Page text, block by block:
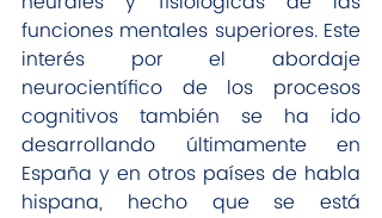
funciones mentales superiores. Este
interés por el abordaje
neurocientífico de los procesos
cognitivos también se ha ido
desarrollando últimamente en
España y en otros países de habla
hispana, hecho que se está